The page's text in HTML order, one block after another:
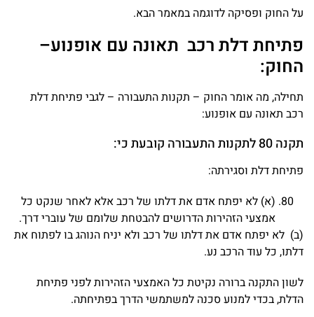
על החוק ופסיקה לדוגמה במאמר הבא.
פתיחת דלת רכב תאונה עם אופנוע–
החוק:
תחילה, מה אומר החוק – תקנות התעבורה – לגבי פתיחת דלת
רכב תאונה עם אופנוע:
תקנה 80 לתקנות התעבורה קובעת כי:
פתיחת דלת וסגירתה:
(א) לא יפתח אדם את דלתו של רכב אלא לאחר שנקט כל
אמצעי הזהירות הדרושים להבטחת שלומם של עוברי דרך.
(ב) לא יפתח אדם את דלתו של רכב ולא יניח הנוהג בו לפתוח את
דלתו, כל עוד הרכב נע.
לשון התקנה ברורה נקיטת כל האמצעי הזהירות לפני פתיחת
הדלת, בכדי למנוע סכנה למשתמשי הדרך בפתיחתה.